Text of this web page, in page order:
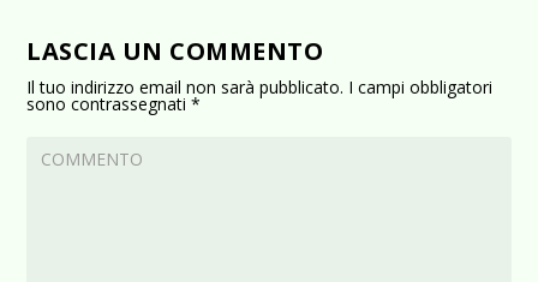
LASCIA UN COMMENTO
Il tuo indirizzo email non sarà pubblicato. I campi obbligatori
sono contrassegnati*